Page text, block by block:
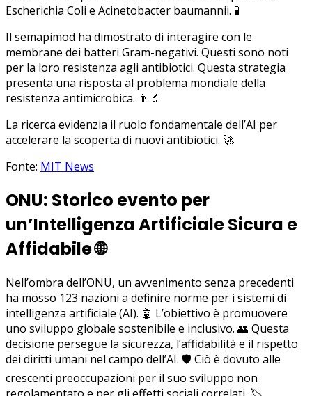
Escherichia Coli e Acinetobacter baumannii. 🧪
Il semapimod ha dimostrato di interagire con le
membrane dei batteri Gram-negativi. Questi sono noti
per la loro resistenza agli antibiotici. Questa strategia
presenta una risposta al problema mondiale della
resistenza antimicrobica. 👨‍🔬
La ricerca evidenzia il ruolo fondamentale dell’AI per
accelerare la scoperta di nuovi antibiotici. 🚀
Fonte: MIT News
ONU: Storico evento per
un’Intelligenza Artificiale Sicura e
Affidabile🌐
Nell’ombra dell’ONU, un avvenimento senza precedenti
ha mosso 123 nazioni a definire norme per i sistemi di
intelligenza artificiale (AI). 🤖 L’obiettivo è promuovere
uno sviluppo globale sostenibile e inclusivo. 👥 Questa
decisione persegue la sicurezza, l’affidabilità e il rispetto
dei diritti umani nel campo dell’AI. 🛡️ Ciò è dovuto alle
crescenti preoccupazioni per il suo sviluppo non